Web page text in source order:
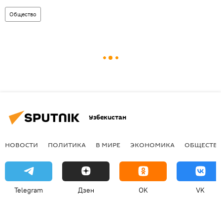
Общество
Узбекистан
НОВОСТИ ПОЛИТИКА В МИРЕ ЭКОНОМИКА
Telegram Дзен OK VK